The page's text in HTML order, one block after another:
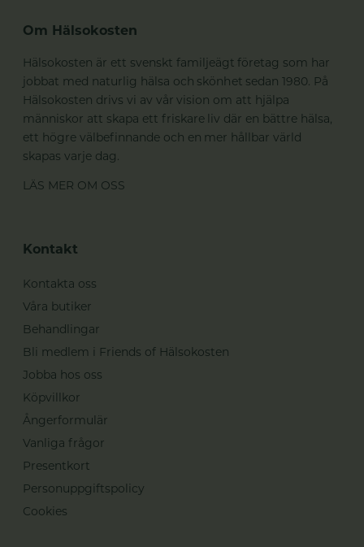
Om Hälsokosten
Hälsokosten är ett svenskt familjeägt företag som har
jobbat med naturlig hälsa och skönhet sedan 1980. På
Hälsokosten drivs vi av vår vision om att hjälpa
människor att skapa ett friskare liv där en bättre hälsa,
ett högre välbefinnande och en mer hållbar värld
skapas varje dag.
LÄS MER OM OSS
Kontakt
Kontakta oss
Våra butiker
Behandlingar
Bli medlem i Friends of Hälsokosten
Jobba hos oss
Köpvillkor
Ångerformulär
Vanliga frågor
Presentkort
Personuppgiftspolicy
Cookies